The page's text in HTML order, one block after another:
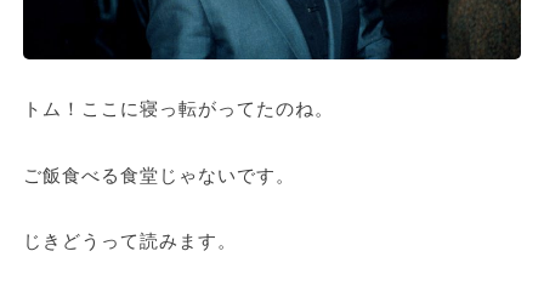
トム！ここに寝っ転がってたのね。
ご飯食べる食堂じゃないです。
じきどうって読みます。